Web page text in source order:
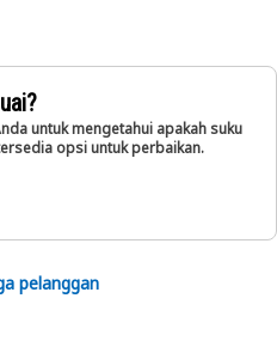
untuk mengetahui apakah suku
opsi untuk perbaikan.
pelanggan